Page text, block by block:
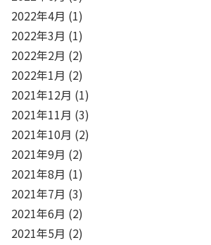
2022年4月 (1)
2022年3月 (1)
2022年2月 (2)
2022年1月 (2)
2021年12月 (1)
2021年11月 (3)
2021年10月 (2)
2021年9月 (2)
2021年8月 (1)
2021年7月 (3)
2021年6月 (2)
2021年5月 (2)